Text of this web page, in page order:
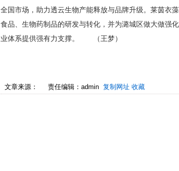
全国市场，助力透云生物产能释放与品牌升级。莱茵衣
食品、生物药制品的研发与转化，并为潞城区做大做强
业体系提供强有力支撑。 （王梦）
文章来源： 责任编辑：admin 复制网址 收藏